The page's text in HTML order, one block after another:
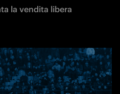
la vendita libera